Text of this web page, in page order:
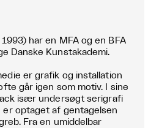
har en MFA og en BFA
Danske Kunstakademi.
er grafik og installation
går igen som motiv. I sine
især undersøgt serigrafi
er optaget af gentagelsen
Fra en umiddelbar